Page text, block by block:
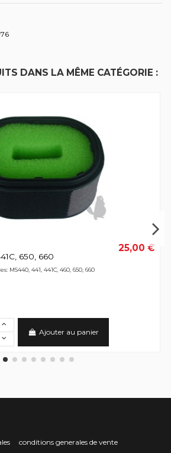
DANS LA MÊME CATÉGORIE :
650, 660
25,00 €
MS440, 441, 441C, 460, 650, 660
Ajouter au panier
conditions generales de vente